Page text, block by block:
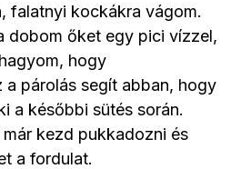
falatnyi kockákra vágom.
dobom őket egy pici vízzel,
hogy
a párolás segít abban, hogy
a későbbi sütés során.
kezd pukkadozni és
a fordulat.